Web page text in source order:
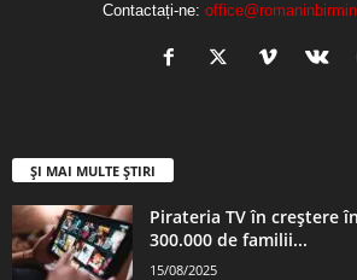
Contactați-ne:
ȘI MAI MULTE ȘTIRI
Pirateria TV în creștere
300.000 de familii...
15/08/2025